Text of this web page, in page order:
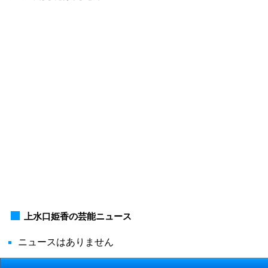
上水口姫香の芸能ニュース
ニュースはありません